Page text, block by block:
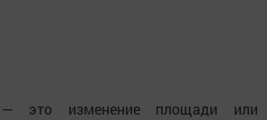
— это изменение площади или